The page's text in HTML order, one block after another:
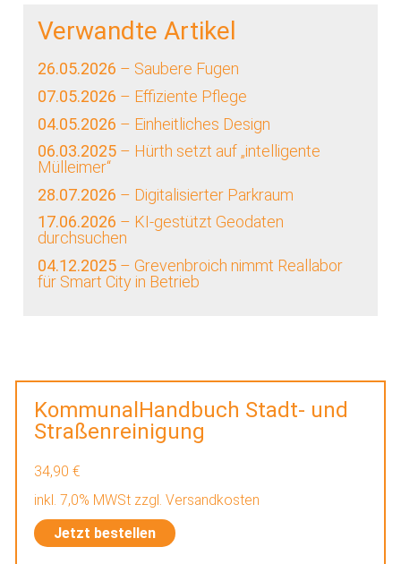
Verwandte Artikel
26.05.2026 – Saubere Fugen
07.05.2026 – Effiziente Pflege
04.05.2026 – Einheitliches Design
06.03.2025 – Hürth setzt auf „intelligente
Mülleimer“
28.07.2026 – Digitalisierter Parkraum
17.06.2026 – KI-gestützt Geodaten
durchsuchen
04.12.2025 – Grevenbroich nimmt Reallabor
für Smart City in Betrieb
KommunalHandbuch Stadt- und
Straßenreinigung
34,90 €
inkl. 7,0% MWSt zzgl. Versandkosten
Jetzt bestellen